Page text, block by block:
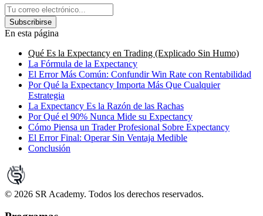
Subscribirse
En esta página
Qué Es la Expectancy en Trading (Explicado Sin Humo)
La Fórmula de la Expectancy
El Error Más Común: Confundir Win Rate con Rentabilidad
Por Qué la Expectancy Importa Más Que Cualquier
Estrategia
La Expectancy Es la Razón de las Rachas
Por Qué el 90% Nunca Mide su Expectancy
Cómo Piensa un Trader Profesional Sobre Expectancy
El Error Final: Operar Sin Ventaja Medible
Conclusión
© 2026 SR Academy. Todos los derechos reservados.